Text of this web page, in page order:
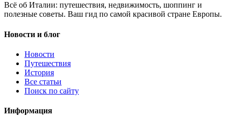
Всё об Италии: путешествия, недвижимость, шоппинг и
полезные советы. Ваш гид по самой красивой стране Европы.
Новости и блог
Новости
Путешествия
История
Все статьи
Поиск по сайту
Информация